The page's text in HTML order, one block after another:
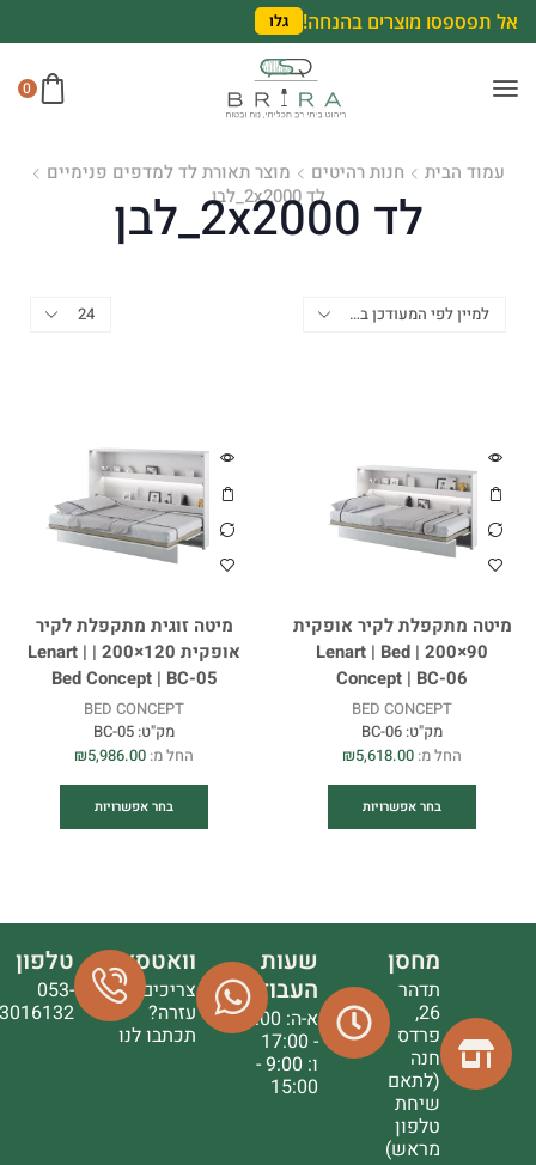
אל תפספסו מוצרים בהנחה! גלו
0
עמוד הבית חנות רהיטים
מוצר תאורת לד למדפים פנימיים
לד 2x2000_לבן
לד 2x2000_לבן
מיטה מתקפלת לקיר אופקית
90×200 | Lenart | Bed
Concept | BC-06
BED CONCEPT
מק"ט: BC-06
החל מ:
₪5,618.00
בחר אפשרויות
מיטה זוגית מתקפלת לקיר
אופקית 120×200 | Lenart |
Bed Concept | BC-05
BED CONCEPT
מק"ט: BC-05
החל מ:
₪5,986.00
בחר אפשרויות
מחסן
תדהר
26,
פרדס
חנה
(לתאם
שיחת
טלפון
מראש)
שעות
העבודה
א-ה: 9:00
- 17:00
ו: 9:00 -
15:00
וואטסאפ
צריכים
עזרה?
תכתבו לנו
טלפון
053-
3016132